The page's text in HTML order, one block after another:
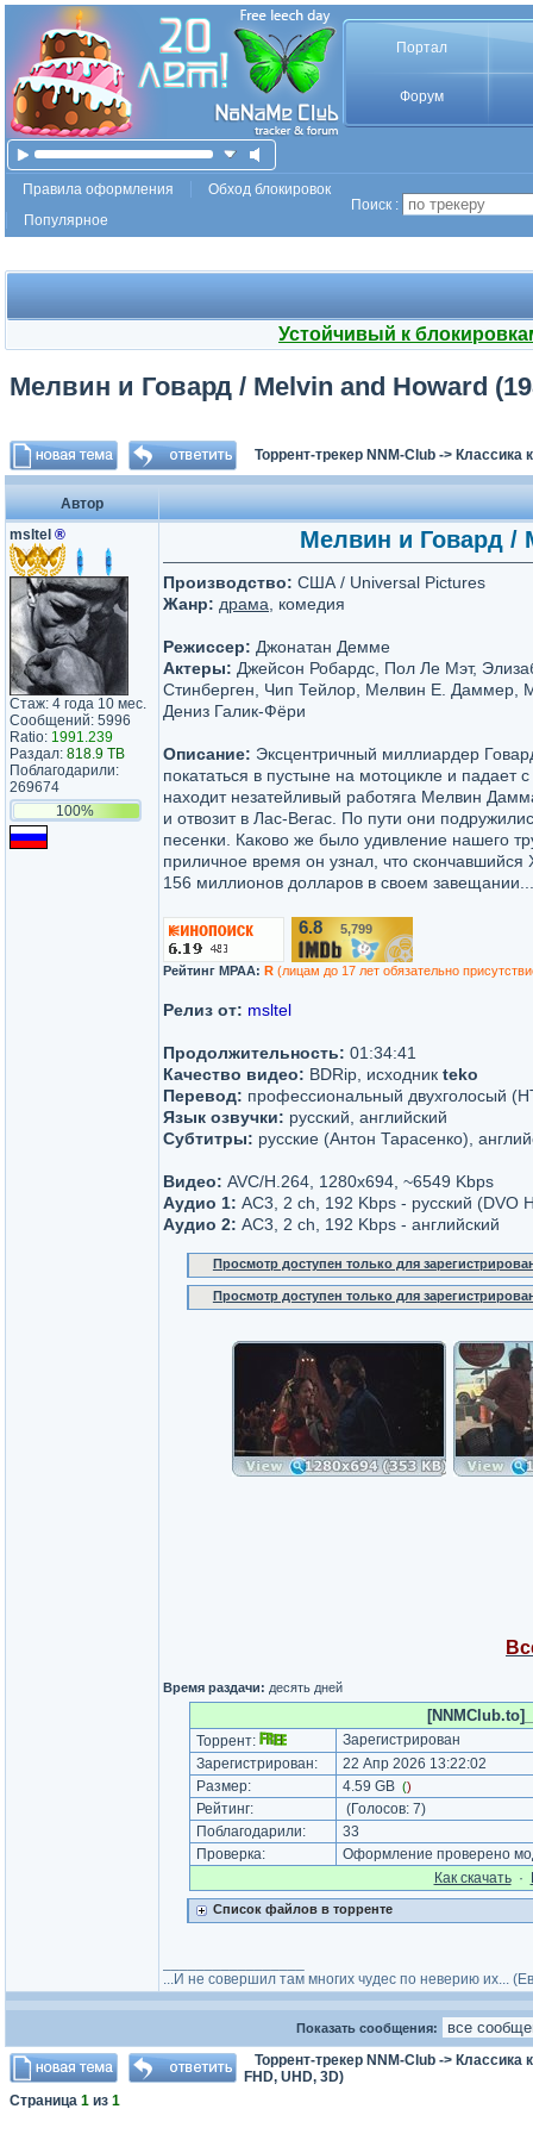
Портал
Форум
Правила оформления
Обход блокировок
Популярное
Поиск :
Устойчивый к
Мелвин и Говард / Melvin and Howard
Торрент-трекер NNM-Club -> Классика
Автор
msltel ®
Стаж: 4 года 10 мес.
Сообщений: 5996
Ratio: 1991.239
Раздал: 818.9 TB
Поблагодарили:
269674
100%
Мелвин и Говард /
Производство: США / Universal Pictures
Жанр: драма , комедия
Режиссер: Джонатан Демме
Актеры: Джейсон Робардс, Пол Ле Мэт,
Стинберген, Чип Тейлор, Мелвин Е. Даммер,
Дениз Галик-Фёри
Описание: Эксцентричный миллиардер
покататься в пустыне на мотоцикле и падает
находит незатейливый работяга Мелвин
и отвозит в Лас-Вегас. По пути они
песенки. Каково же было удивление нашего
приличное время он узнал, что скончавшийся
156 миллионов долларов в своем завещании...
6.8 5,799
Рейтинг MPAA: R (лицам до 17 лет обязательно
Релиз от: msltel
Продолжительность: 01:34:41
Качество видео: BDRip, исходник teko
Перевод: профессиональный двухголосый
Язык озвучки: русский, английский
Субтитры: русские (Антон Тарасенко),
Видео: AVC/H.264, 1280x694, ~6549 Kbps
Аудио 1: AC3, 2 ch, 192 Kbps - русский (DVO
Аудио 2: AC3, 2 ch, 192 Kbps - английский
Просмотр доступен только для
Просмотр доступен только для
Время раздачи: десять дней
Торрент:
Зарегистрирован
Зарегистрирован:
22 Апр 2026 13:22:02
Размер:
4.59 GB ()
Рейтинг: (Голосов: 7)
Поблагодарили:
33
Проверка:
Оформление проверено
Как cкачать·
Список файлов в торренте
...И не совершил там многих чудес по неверию их...
Показать сообщения:
Торрент-трекер NNM-Club -> Классика
FHD, UHD, 3D)
Страница 1 из 1